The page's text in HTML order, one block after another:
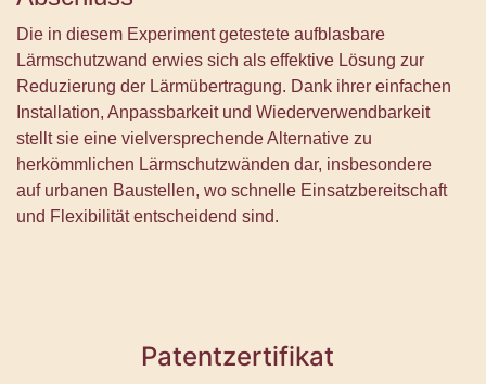
Die in diesem Experiment getestete aufblasbare
Lärmschutzwand erwies sich als effektive Lösung zur
Reduzierung der Lärmübertragung. Dank ihrer einfachen
Installation, Anpassbarkeit und Wiederverwendbarkeit
stellt sie eine vielversprechende Alternative zu
herkömmlichen Lärmschutzwänden dar, insbesondere
auf urbanen Baustellen, wo schnelle Einsatzbereitschaft
und Flexibilität entscheidend sind.
Patentzertifikat